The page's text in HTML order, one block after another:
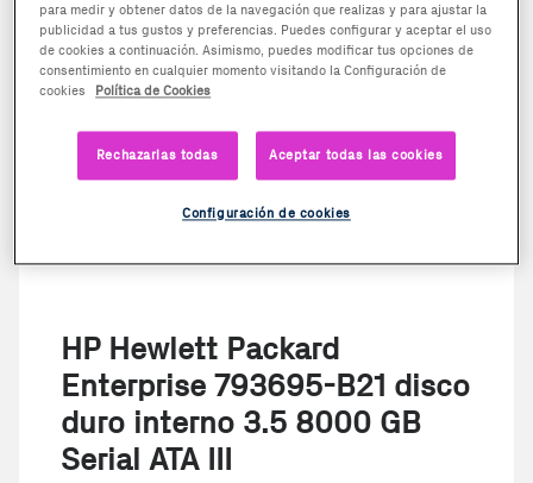
HP Hewlett Packard
Enterprise 793695-B21 disco
duro interno 3.5 8000 GB
Serial ATA III
para medir y obtener datos de la navegación que realizas y para ajustar la
publicidad a tus gustos y preferencias. Puedes configurar y aceptar el uso
de cookies a continuación. Asimismo, puedes modificar tus opciones de
consentimiento en cualquier momento visitando la Configuración de
cookies
Política de Cookies
Rechazarlas todas Aceptar todas las cookies
Configuración de cookies